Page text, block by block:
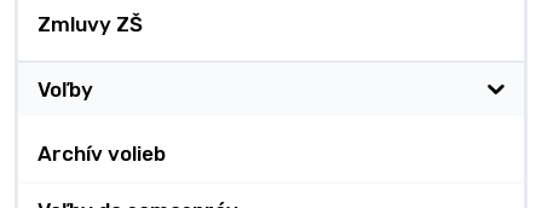
Zmluvy ZŠ
Voľby
Archív volieb